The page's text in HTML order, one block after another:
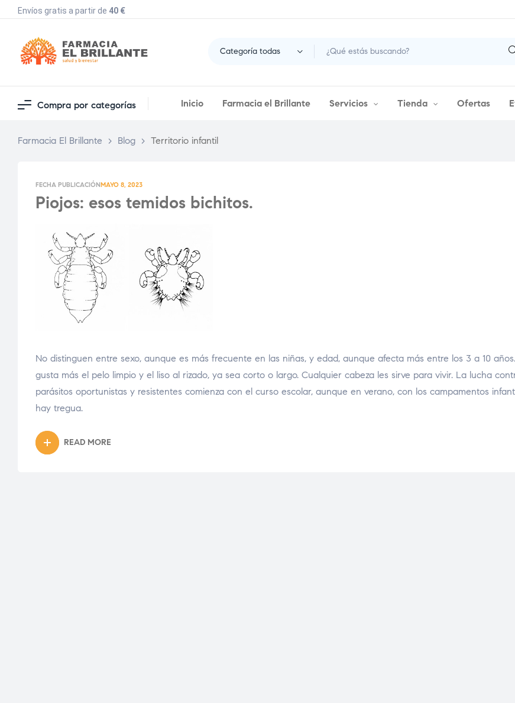
Envíos gratis a partir de 40 €
Categoría todas
Compra por categorías Inicio Farmacia el Brillante Servicios Tienda Ofertas
Farmacia El Brillante > Blog > Territorio infantil
FECHA PUBLICACIÓNMAYO 8, 2023
Piojos: esos temidos bichitos.
No distinguen entre sexo, aunque es más frecuente en las niñas, y edad, aunque afecta más entre los 3 a 10
gusta más el pelo limpio y el liso al rizado, ya sea corto o largo. Cualquier cabeza les sirve para vivir. La lucha
parásitos oportunistas y resistentes comienza con el curso escolar, aunque en verano, con los campamentos
hay tregua.
READ MORE